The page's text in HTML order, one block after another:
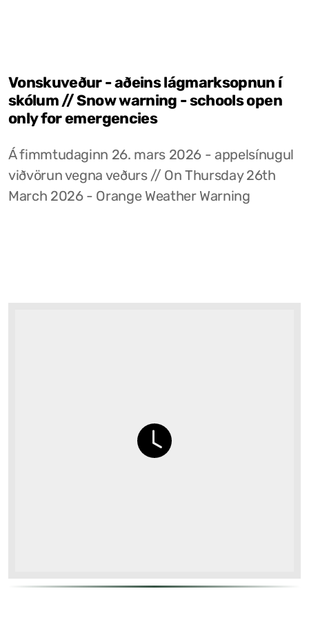
Vonskuveður - aðeins lágmarksopnun í
skólum // Snow warning - schools open
only for emergencies
Á fimmtudaginn 26. mars 2026 - appelsínugul
viðvörun vegna veðurs // On Thursday 26th
March 2026 - Orange Weather Warning